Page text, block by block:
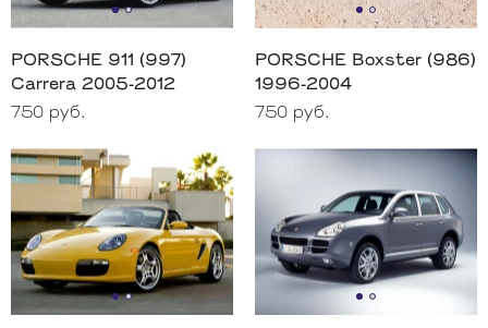
PORSCHE 911 (997)
Carrera 2005-2012
750 руб.
PORSCHE Boxster (986)
1996-2004
750 руб.